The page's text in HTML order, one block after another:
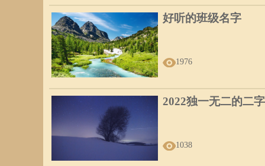
好听的班级名字
1976
2022独一无二的二
1038